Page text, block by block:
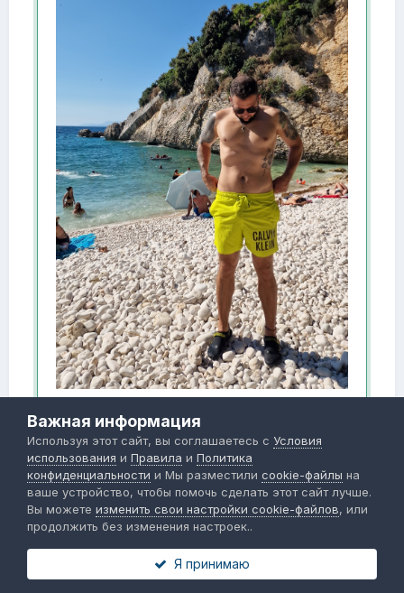
или нет)
Важная информация
Используя этот сайт, вы соглашаетесь с Условия
использования и Правила и Политика
конфиденциальности и Мы разместили cookie-файлы на
ваше устройство, чтобы помочь сделать этот сайт лучше.
Вы можете изменить свои настройки cookie-файлов, или
продолжить без изменения настроек..
Я принимаю